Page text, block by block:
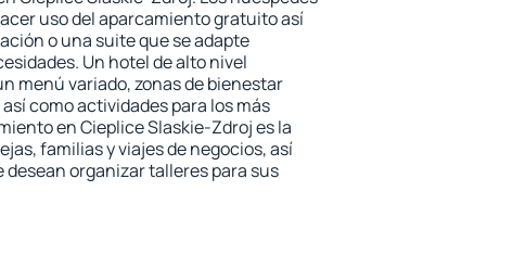
uso del aparcamiento gratuito así
o una suite que se adapte
Un hotel de alto nivel
menú variado, zonas de bienestar
como actividades para los más
en Cieplice Slaskie-Zdroj es la
familias y viajes de negocios, así
desean organizar talleres para sus